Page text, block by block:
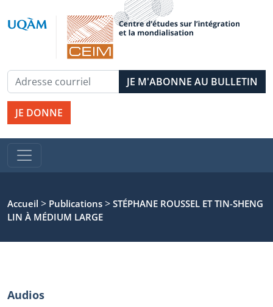
JE DONNE
Accueil > Publications > STÉPHANE ROUSSEL ET TIN-SHENG
LIN À MÉDIUM LARGE
Audios